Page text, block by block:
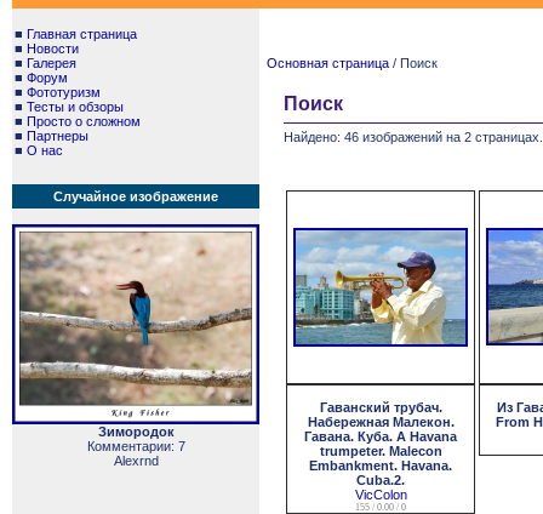
■ Главная страница
■ Новости
■ Галерея
■ Форум
■ Фототуризм
■ Тесты и обзоры
■ Просто о сложном
■ Партнеры
■ О нас
Случайное изображение
Зимородок
Комментарии: 7
Alexrnd
Основная страница / Поиск
Поиск
Найдено: 46 изображений на 2
Гаванский трубач.
Набережная Малекон.
Гавана. Куба. A Havana
trumpeter. Malecon
Embankment. Havana.
Cuba.2.
VicColon
155 / 0.00 / 0
Из
From